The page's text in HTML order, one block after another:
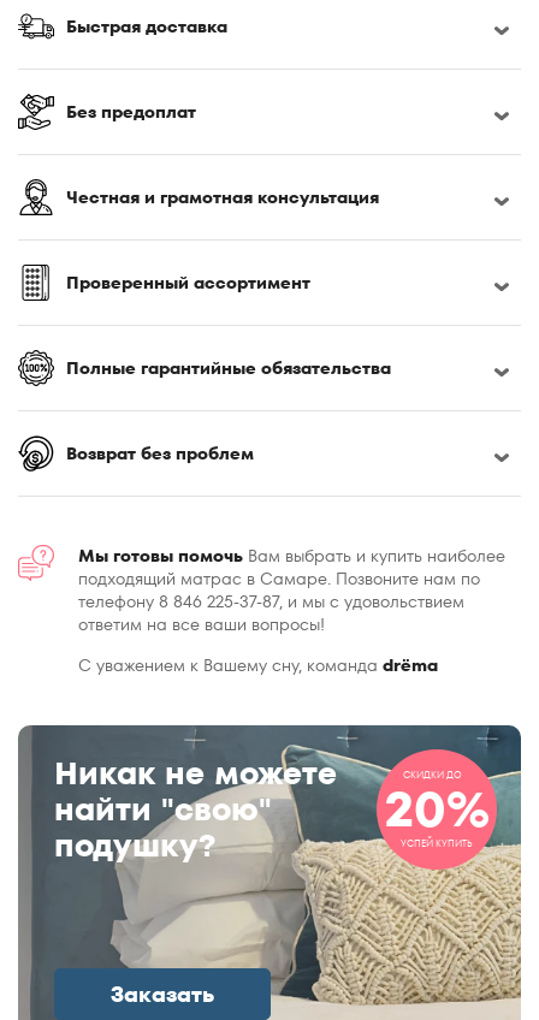
Быстрая доставка
Без предоплат
Честная и грамотная консультация
Проверенный ассортимент
Полные гарантийные обязательства
Возврат без проблем
Мы готовы помочь Вам выбрать и купить наиболее
подходящий матрас в Самаре. Позвоните нам по
телефону 8 846 225-37-87, и мы с удовольствием
ответим на все ваши вопросы!
С уважением к Вашему сну, команда drёma
Никак не можете
найти "свою"
подушку?
Заказать
СКИДКИ ДО
20%
УСПЕЙ КУПИТЬ